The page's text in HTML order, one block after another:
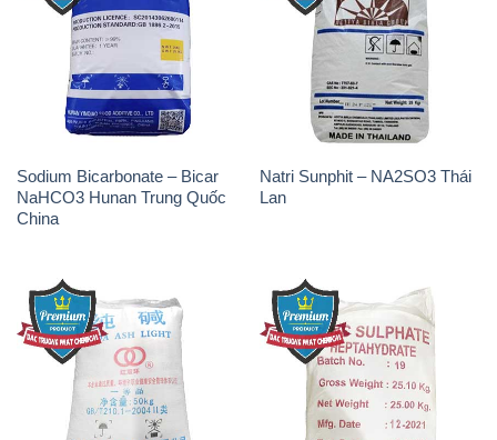
Sodium Bicarbonate – Bicar
NaHCO3 Hunan Trung Quốc
China
Natri Sunphit – NA2SO3 Thái
Lan